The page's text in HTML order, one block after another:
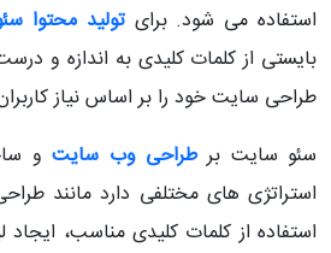
استفاده می شود. برایتولید محتوا
بایستی از کلمات کلیدی به اندازه و
طراحی سایت خود را بر اساس نیاز
سئو سایت برطراحی وب سایتو
استراتژی های مختلفی دارد مانند
استفاده از کلمات کلیدی مناسب،